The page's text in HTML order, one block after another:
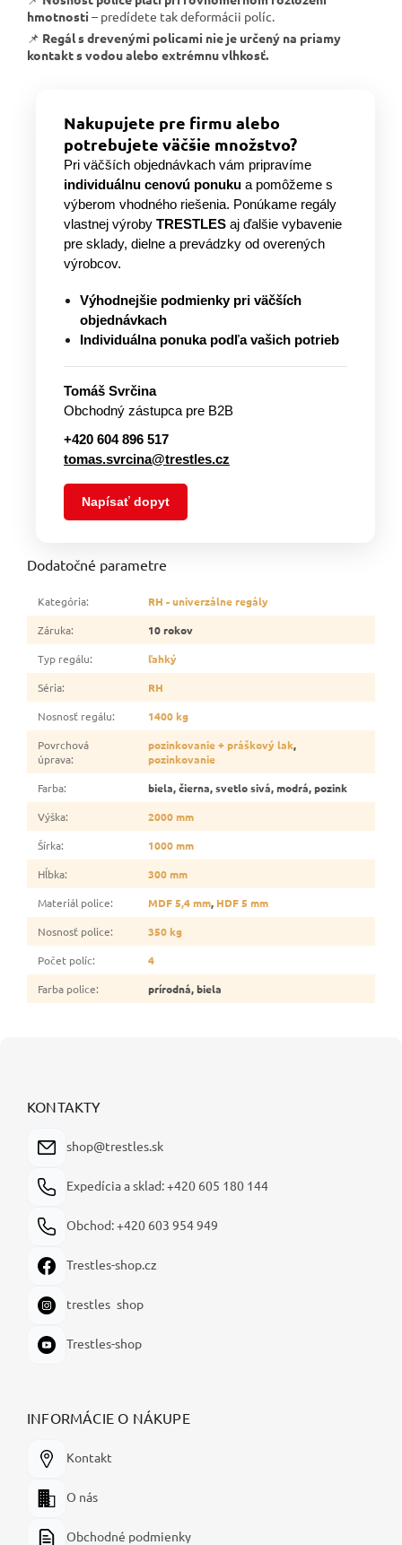
hmotnosti – predídete tak deformácii políc.
📌 Regál s drevenými policami nie je určený na priamy
kontakt s vodou alebo extrémnu vlhkosť.
Nakupujete pre firmu alebo
potrebujete väčšie množstvo?
Pri väčších objednávkach vám pripravíme
individuálnu cenovú ponuku a pomôžeme s
výberom vhodného riešenia. Ponúkame regály
vlastnej výroby TRESTLES aj ďalšie vybavenie
pre sklady, dielne a prevádzky od overených
výrobcov.
Výhodnejšie podmienky pri väčších
objednávkach
Individuálna ponuka podľa vašich potrieb
Tomáš Svrčina
Obchodný zástupca pre B2B
+420 604 896 517
tomas.svrcina@trestles.cz
Napísať dopyt
Dodatočné parametre
Kategória:
RH - univerzálne regály
Záruka:
10 rokov
Typ regálu:
ľahký
Séria:
RH
Nosnosť regálu:
1400 kg
Povrchová
úprava:
pozinkovanie + práškový lak,
pozinkovanie
Farba:
biela, čierna, svetlo sivá, modrá, pozink
Výška:
2000 mm
Šírka:
1000 mm
Hĺbka:
300 mm
Materiál police: MDF 5,4 mm, HDF 5 mm
Nosnosť police:
350 kg
Počet políc:
4
Farba police: prírodná, biela
KONTAKTY
shop@trestles.sk
Expedícia a sklad: +420 605 180 144
Obchod: +420 603 954 949
Trestles-shop.cz
trestles_shop
Trestles-shop
INFORMÁCIE O NÁKUPE
Kontakt
O nás
Obchodné podmienky